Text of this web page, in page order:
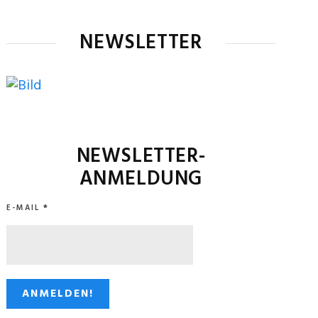
NEWSLETTER
NEWSLETTER-
ANMELDUNG
E-MAIL *